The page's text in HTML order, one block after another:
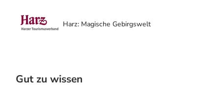
Harz: Magische Gebirgswelt
Gut zu wissen